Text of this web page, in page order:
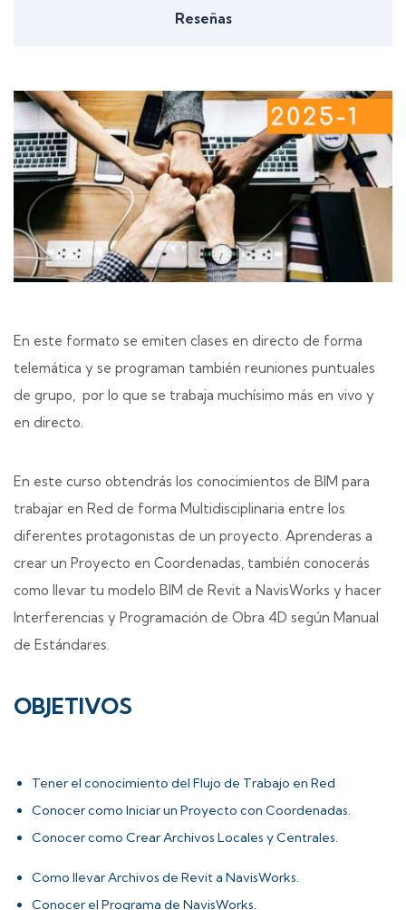
Reseñas
En este formato se emiten clases en directo de forma
telemática y se programan también reuniones puntuales
de grupo, por lo que se trabaja muchísimo más en vivo y
en directo.
En este curso obtendrás los conocimientos de BIM para
trabajar en Red de forma Multidisciplinaria entre los
diferentes protagonistas de un proyecto. Aprenderas a
crear un Proyecto en Coordenadas, también conocerás
como llevar tu modelo BIM de Revit a NavisWorks y hacer
Interferencias y Programación de Obra 4D según Manual
de Estándares.
OBJETIVOS
Tener el conocimiento del Flujo de Trabajo en Red
Conocer como Iniciar un Proyecto con Coordenadas.
Conocer como Crear Archivos Locales y Centrales.
Como llevar Archivos de Revit a NavisWorks.
Conocer el Programa de NavisWorks.